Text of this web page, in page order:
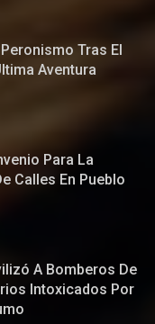
Tras El
Aventura
Para La
Calles En Pueblo
A Bomberos De
Intoxicados Por